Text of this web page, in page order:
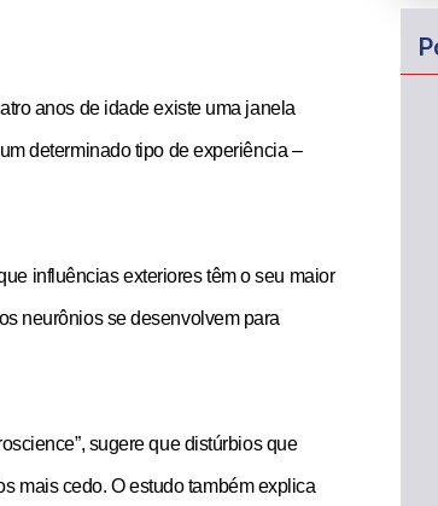
anos de idade existe uma janela
determinado tipo de experiência –
influências exteriores têm o seu maior
neurônios se desenvolvem para
sugere que distúrbios que
mais cedo. O estudo também explica
CRF-SP e garante continuidade
do acesso gratuito à Academia